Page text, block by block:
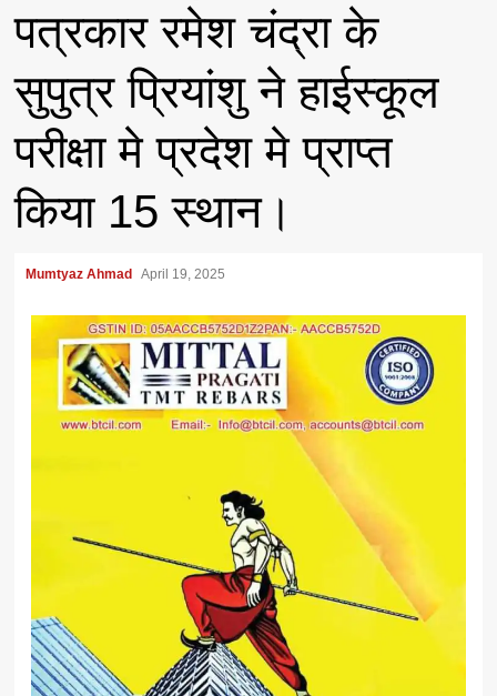
पत्रकार रमेश चंद्रा के
सुपुत्र प्रियांशु ने हाईस्कूल
परीक्षा मे प्रदेश मे प्राप्त
किया 15 स्थान।
Mumtyaz Ahmad April 19, 2025